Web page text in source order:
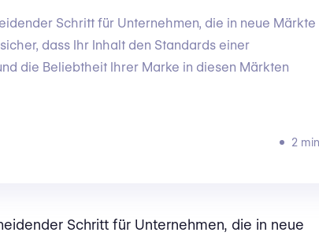
Schritt für Unternehmen, die in neue Märkte
dass Ihr Inhalt den Standards einer
die Beliebtheit Ihrer Marke in diesen Märkten
2 min
Schritt für Unternehmen, die in neue